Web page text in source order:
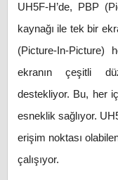
UH5F-H’de, PBP
kaynağı ile tek bir
(Picture-In-
ekranın çeşitli
destekliyor. Bu, her
esneklik sağlıyor.
erişim noktası
çalışıyor.